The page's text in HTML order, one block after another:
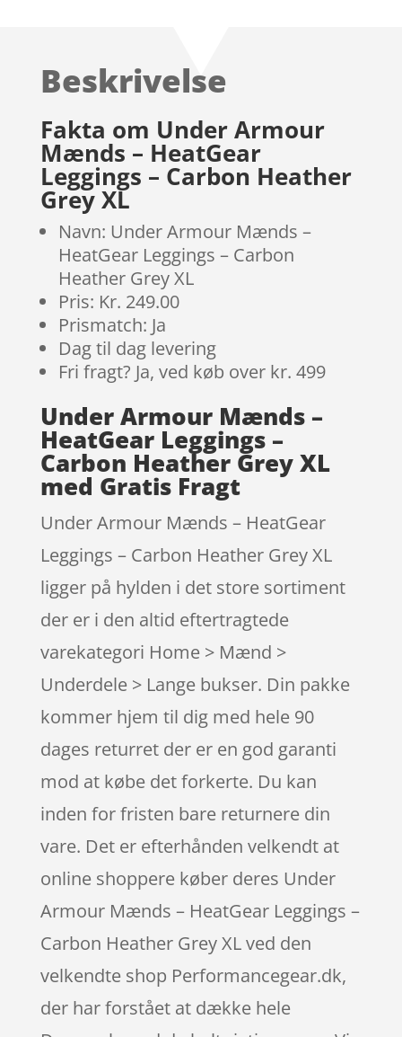
kundebedøm
Beskrivelse
Fakta om Under Armour
Mænds – HeatGear
Leggings – Carbon Heather
Grey XL
Navn: Under Armour Mænds –
HeatGear Leggings – Carbon
Heather Grey XL
Pris: Kr. 249.00
Prismatch: Ja
Dag til dag levering
Fri fragt? Ja, ved køb over kr. 499
Under Armour Mænds –
HeatGear Leggings –
Carbon Heather Grey XL
med Gratis Fragt
Under Armour Mænds – HeatGear
Leggings – Carbon Heather Grey XL
ligger på hylden i det store sortiment
der er i den altid eftertragtede
varekategori Home > Mænd >
Underdele > Lange bukser. Din pakke
kommer hjem til dig med hele 90
dages returret der er en god garanti
mod at købe det forkerte. Du kan
inden for fristen bare returnere din
vare. Det er efterhånden velkendt at
online shoppere køber deres Under
Armour Mænds – HeatGear Leggings –
Carbon Heather Grey XL ved den
velkendte shop Performancegear.dk,
der har forstået at dække hele